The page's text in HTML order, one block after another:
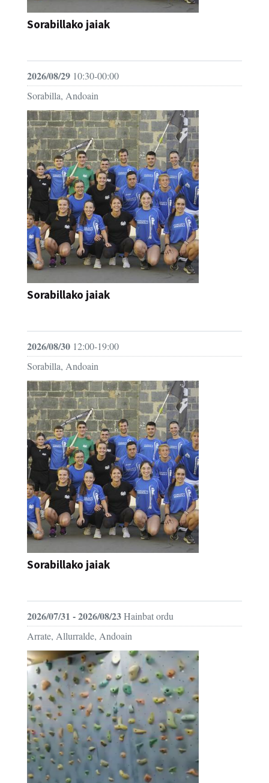
Sorabillako jaiak
2026/08/29 10:30-00:00
Sorabilla, Andoain
Sorabillako jaiak
2026/08/30 12:00-19:00
Sorabilla, Andoain
Sorabillako jaiak
2026/07/31 - 2026/08/23Hainbat ordu
Arrate, Allurralde, Andoain